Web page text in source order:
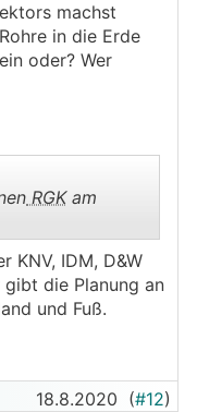
machst
in die Erde
oder? Wer
RGKam
KNV, IDM, D&W
die Planung an
und Fuß.
18.8.2020 (#12)